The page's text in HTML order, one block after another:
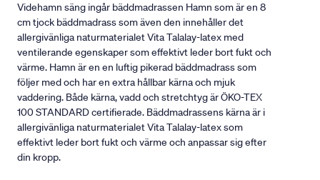
Videhamn säng ingår bäddmadrassen Hamn som är en 8
cm tjock bäddmadrass som även den innehåller det
allergivänliga naturmaterialet Vita Talalay-latex med
ventilerande egenskaper som effektivt leder bort fukt och
värme. Hamn är en en luftig pikerad bäddmadrass som
följer med och har en extra hållbar kärna och mjuk
vaddering. Både kärna, vadd och stretchtyg är ÖKO-TEX
100 STANDARD certifierade. Bäddmadrassens kärna är i
allergivänliga naturmaterialet Vita Talalay-latex som
effektivt leder bort fukt och värme och anpassar sig efter
din kropp.